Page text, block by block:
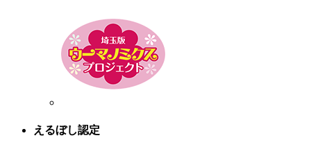
えるぼし認定